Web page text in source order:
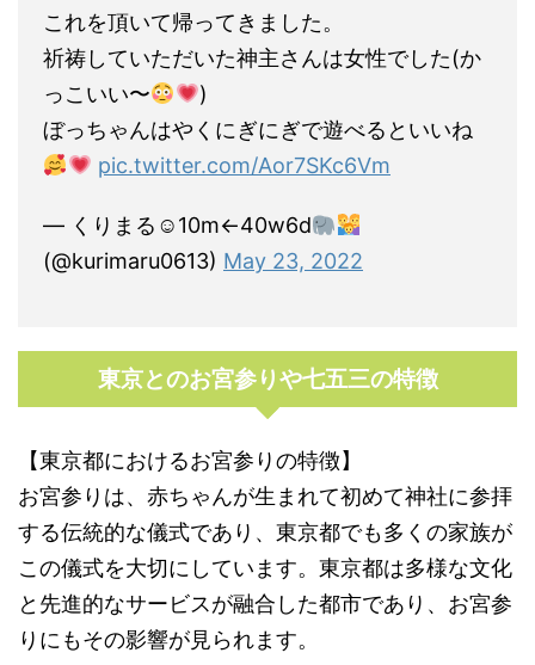
これを頂いて帰ってきました。
祈祷していただいた神主さんは女性でした(か
っこいい〜
)
ぼっちゃんはやくにぎにぎで遊べるといいね
pic.twitter.com/Aor7SKc6Vm
— くりまる☺︎10m←40w6d
(@kurimaru0613) May 23, 2022
東京とのお宮参りや七五三の特徴
【東京都におけるお宮参りの特徴】
お宮参りは、赤ちゃんが生まれて初めて神社に参拝
する伝統的な儀式であり、東京都でも多くの家族が
この儀式を大切にしています。東京都は多様な文化
と先進的なサービスが融合した都市であり、お宮参
りにもその影響が見られます。